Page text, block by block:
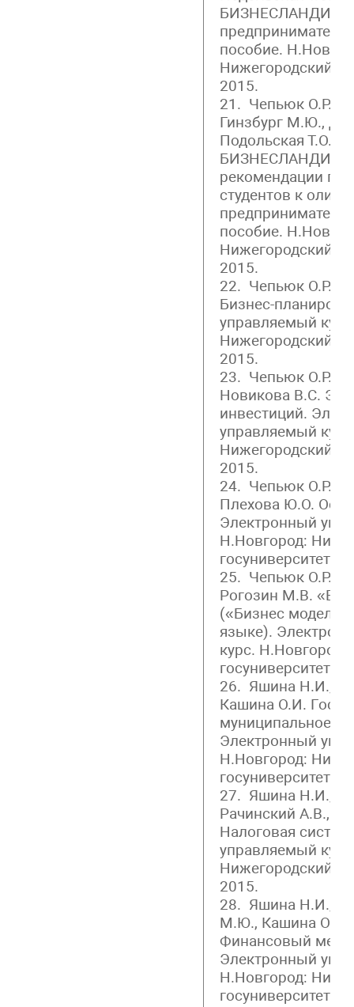
БИЗНЕСЛАНДИЯ.
пособие.
Нижегородский
2015.
21. Чепьюк О.Р.,
Гинзбург М.Ю.,
Подольская Т.О.,
БИЗНЕСЛАНДИЯ:
рекомендации по
студентов к
пособие.
Нижегородский
2015.
22. Чепьюк О.Р.,
Бизнес-
управляемый
Нижегородский
2015.
23. Чепьюк О.Р.,
Новикова В.С.
инвестиций.
управляемый
Нижегородский
2015.
24. Чепьюк О.Р.,
Плехова Ю.О.
Электронный
Н.Новгород:
госуниверситет,
25. Чепьюк
Рогозин М.В.
(«Бизнес
языке).
курс.
госуниверситет,
26. Яшина Н.И.,
Кашина О.И.
муниципальное
Электронный
Н.Новгород:
госуниверситет,
27. Яшина Н.И.,
Рачинский А.В.,
Налоговая
управляемый
Нижегородский
2015.
28. Яшина Н.И.,
М.Ю., Кашина О.И.,
Финансовый
Электронный
Н.Новгород:
госуниверситет,